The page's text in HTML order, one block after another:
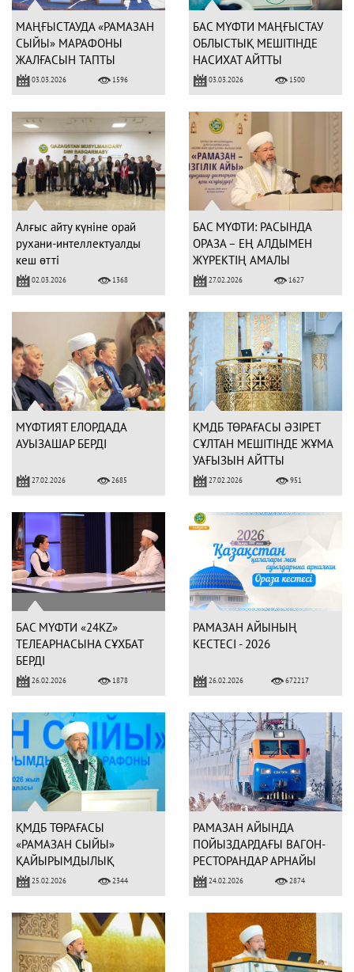
МАҢҒЫСТАУДА «РАМАЗАН
СЫЙЫ» МАРАФОНЫ
ЖАЛҒАСЫН ТАПТЫ
03.03.2026 1596
БАС МҮФТИ МАҢҒЫСТАУ
ОБЛЫСТЫҚ МЕШІТІНДЕ
НАСИХАТ АЙТТЫ
03.03.2026 1500
Алғыс айту күніне орай
рухани-интеллектуалды
кеш өтті
02.03.2026 1368
БАС МҮФТИ: РАСЫНДА
ОРАЗА – ЕҢ АЛДЫМЕН
ЖҮРЕКТІҢ АМАЛЫ
27.02.2026 1627
МҮФТИЯТ ЕЛОРДАДА
АУЫЗАШАР БЕРДІ
27.02.2026 2685
ҚМДБ ТӨРАҒАСЫ ӘЗІРЕТ
СҰЛТАН МЕШІТІНДЕ ЖҰМА
УАҒЫЗЫН АЙТТЫ
27.02.2026 951
БАС МҮФТИ «24KZ»
ТЕЛЕАРНАСЫНА СҰХБАТ
БЕРДІ
26.02.2026 1878
РАМАЗАН АЙЫНЫҢ
КЕСТЕСІ - 2026
26.02.2026 672217
ҚМДБ ТӨРАҒАСЫ
«РАМАЗАН СЫЙЫ»
ҚАЙЫРЫМДЫЛЫҚ
МАРАФОНЫНА ҚАТЫСТЫ
25.02.2026 2344
РАМАЗАН АЙЫНДА
ПОЙЫЗДАРДАҒЫ ВАГОН-
РЕСТОРАНДАР АРНАЙЫ
КЕСТЕ БОЙЫНША ҚЫЗМЕТ
КӨРСЕТЕДІ
24.02.2026 2874